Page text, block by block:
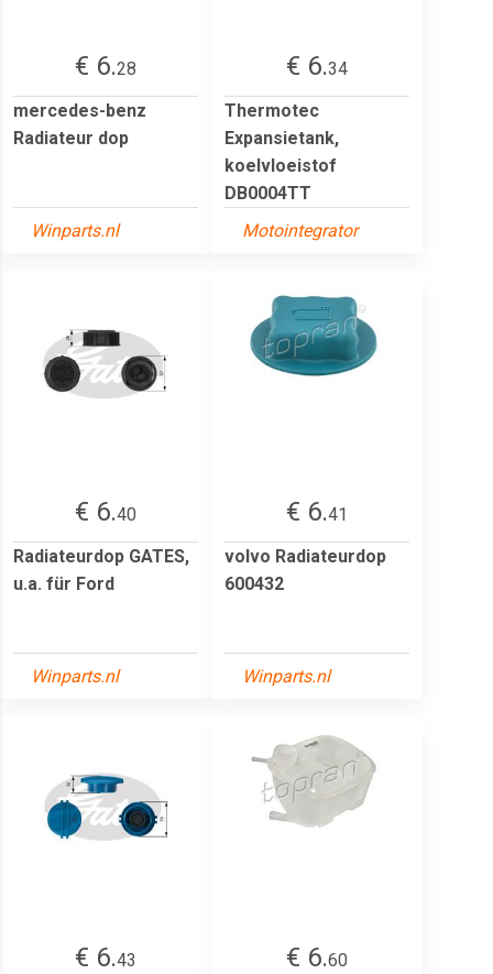
€ 6.28
mercedes-benz
Radiateur dop
Winparts.nl
€ 6.34
Thermotec
Expansietank,
koelvloeistof
DB0004TT
Motointegrator
€ 6.40
Radiateurdop GATES,
u.a. für Ford
Winparts.nl
€ 6.41
volvo Radiateurdop
600432
Winparts.nl
€ 6.43
€ 6.60